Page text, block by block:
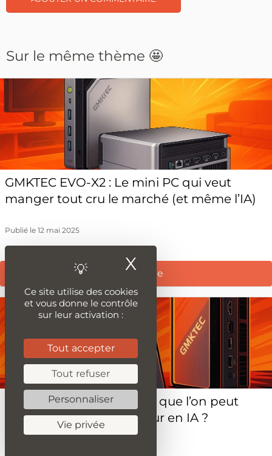
Sur le même thème 🤩
GMKTEC EVO-X2 : Le mini PC qui veut
manger tout cru le marché (et même l’IA)
Publié le 12 mai 2025
Lire la suite
Max+ 395 LLM : Qu’est-ce que l’on peut
attendre de ce processeur en IA ?
Ce site utilise des cookies
et vous donne le contrôle
sur leur activation :
Tout accepter
Tout refuser
Personnaliser
Vie privée
X Masquer le